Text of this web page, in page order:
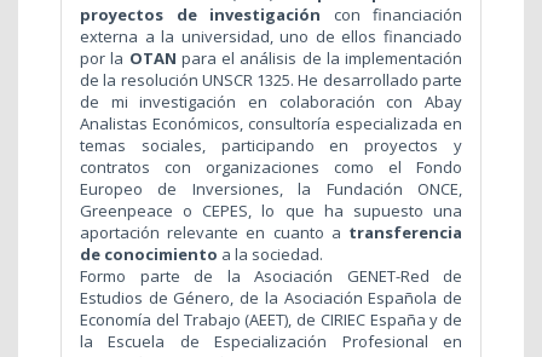
proyectos de investigación con financiación
externa a la universidad, uno de ellos financiado
por la OTAN para el análisis de la implementación
de la resolución UNSCR 1325. He desarrollado parte
de mi investigación en colaboración con Abay
Analistas Económicos, consultoría especializada en
temas sociales, participando en proyectos y
contratos con organizaciones como el Fondo
Europeo de Inversiones, la Fundación ONCE,
Greenpeace o CEPES, lo que ha supuesto una
aportación relevante en cuanto a transferencia
de conocimiento a la sociedad.
Formo parte de la Asociación GENET-Red de
Estudios de Género, de la Asociación Española de
Economía del Trabajo (AEET), de CIRIEC España y de
la Escuela de Especialización Profesional en